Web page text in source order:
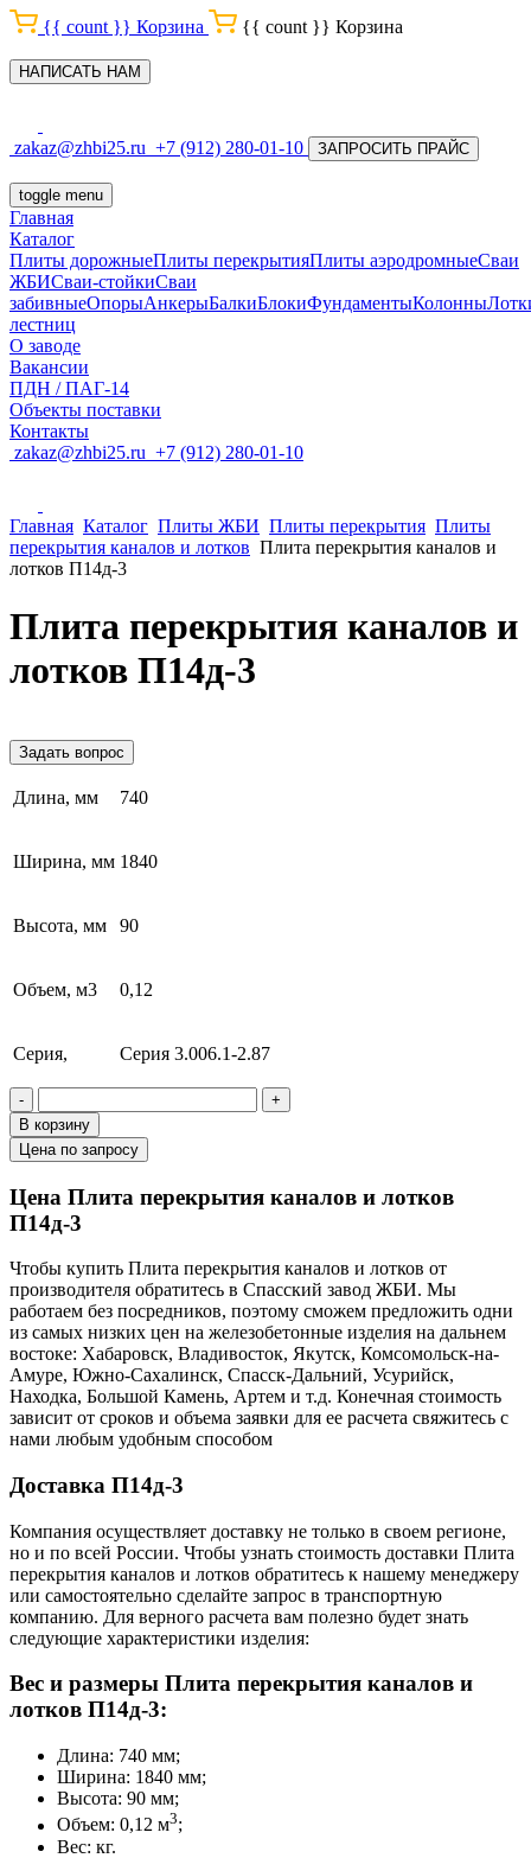
{{ count }} Корзина {{ count }} Корзина
НАПИСАТЬ НАМ
zakaz@zhbi25.ru +7 (912) 280-01-10 ЗАПРОСИТЬ ПРАЙС
toggle menu
Главная
Каталог
Плиты дорожныеПлиты перекрытияПлиты аэродромныеСваи
ЖБИСваи-стойкиСваи
забивныеОпорыАнкерыБалкиБлокиФундаментыКолонны
лестниц
О заводе
Вакансии
ПДН / ПАГ-14
Объекты поставки
Контакты
zakaz@zhbi25.ru +7 (912) 280-01-10
Главная Каталог Плиты ЖБИ Плиты перекрытия Плиты
перекрытия каналов и лотков Плита перекрытия каналов и
лотков П14д-3
Плита перекрытия каналов и
лотков П14д-3
Задать вопрос
Длина, мм 740
Ширина, мм 1840
Высота, мм 90
Объем, м3 0,12
Серия, Серия 3.006.1-2.87
-
+
В корзину
Цена по запросу
Цена Плита перекрытия каналов и лотков
П14д-3
Чтобы купить Плита перекрытия каналов и лотков от
производителя обратитесь в Cпасский завод ЖБИ. Мы
работаем без посредников, поэтому сможем предложить одни
из самых низких цен на железобетонные изделия на дальнем
востоке: Хабаровск, Владивосток, Якутск, Комсомольск-на-
Амуре, Южно-Сахалинск, Спасск-Дальний, Усурийск,
Находка, Большой Камень, Артем и т.д. Конечная стоимость
зависит от сроков и объема заявки для ее расчета свяжитесь с
нами любым удобным способом
Доставка П14д-3
Компания осуществляет доставку не только в своем регионе,
но и по всей России. Чтобы узнать стоимость доставки Плита
перекрытия каналов и лотков обратитесь к нашему менеджеру
или самостоятельно сделайте запрос в транспортную
компанию. Для верного расчета вам полезно будет знать
следующие характеристики изделия:
Вес и размеры Плита перекрытия каналов и
лотков П14д-3:
Длина: 740 мм;
Ширина: 1840 мм;
Высота: 90 мм;
Объем: 0,12 м3;
Вес: кг.